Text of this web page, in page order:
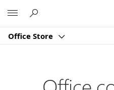
Office Store